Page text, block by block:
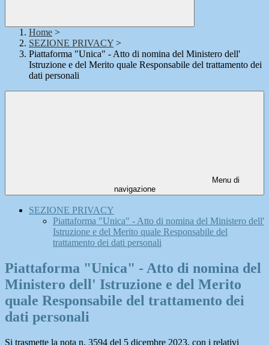
Home >
SEZIONE PRIVACY >
Piattaforma "Unica" - Atto di nomina del Ministero dell'
Istruzione e del Merito quale Responsabile del trattamento dei
dati personali
Menu di
navigazione
SEZIONE PRIVACY
Piattaforma "Unica" - Atto di nomina del Ministero dell'
Istruzione e del Merito quale Responsabile del
trattamento dei dati personali
Piattaforma "Unica" - Atto di nomina del
Ministero dell' Istruzione e del Merito
quale Responsabile del trattamento dei
dati personali
Si trasmette la nota n. 3594 del 5 dicembre 2023, con i relativi